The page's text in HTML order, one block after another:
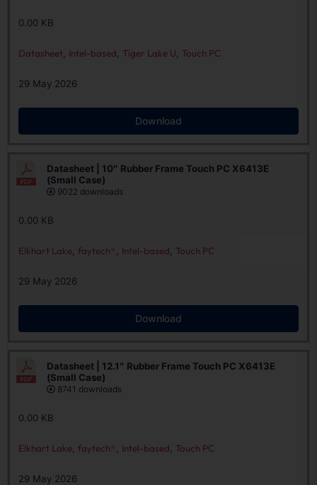
0.00 KB
Datasheet Intel-based Tiger Lake U Touch PC
29 May 2026
Download
Datasheet | 10″ Rubber Frame Touch PC X6413E
(Small Case)
9022 downloads
0.00 KB
Elkhart Lake faytech® Intel-based Touch PC
29 May 2026
Download
Datasheet | 12.1″ Rubber Frame Touch PC X6413E
(Small Case)
8741 downloads
0.00 KB
Elkhart Lake faytech® Intel-based Touch PC
29 May 2026